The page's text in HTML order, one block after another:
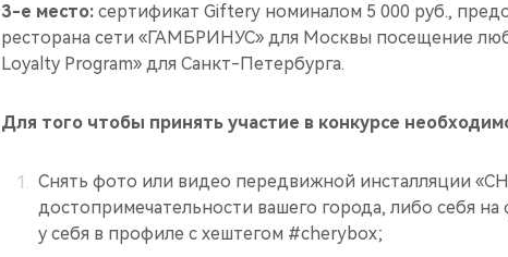
3-е место: сертификат Giftery номиналом 5 000 руб.,
ресторана сети «ГАМБРИНУС» для Москвы посещение
Loyalty Program» для Санкт-Петербурга.
Для того чтобы принять участие в конкурсе
Снять фото или видео передвижной инсталляции
достопримечательности вашего города, либо себя
у себя в профиле с хештегом #cherybox;